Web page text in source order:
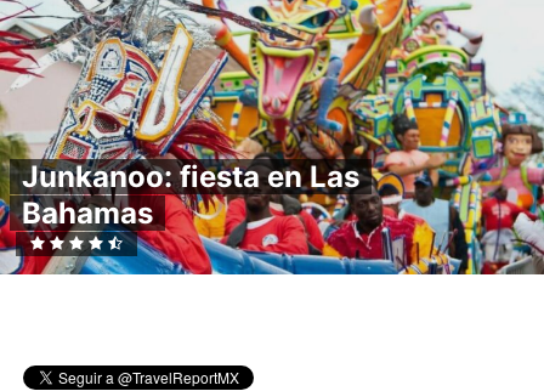
Junkanoo: fiesta en Las
Bahamas